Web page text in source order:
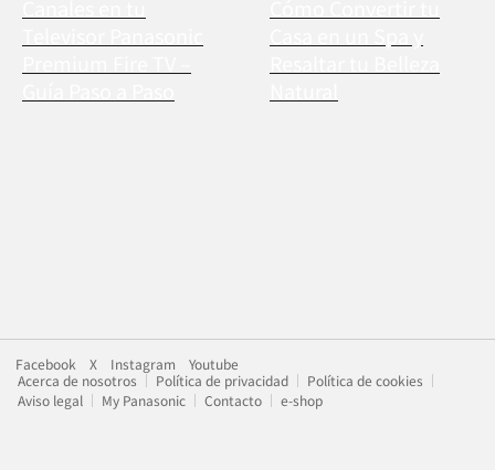
Facebook X Instagram
Youtube
Acerca de nosotros
Política de privacidad
Política de cookies
Aviso legal
My Panasonic Contacto e-shop